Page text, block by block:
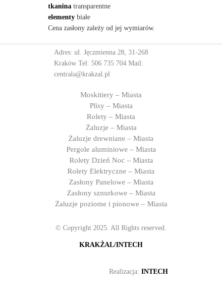
tkaninatransparentne
elementybiałe
Cena zasłony zależy od jej wymiarów.
Adres: ul. Jęczmienna 28, 31-268
Kraków Tel: 506 735 704 Mail:
centrala@krakzal.pl
Moskitiery – Miasta
Plisy – Miasta
Rolety – Miasta
Żaluzje – Miasta
Żaluzje drewniane – Miasta
Pergole aluminiowe – Miasta
Rolety Dzień Noc – Miasta
Rolety Elektryczne – Miasta
Zasłony Panelowe – Miasta
Zasłony sznurkowe – Miasta
Żaluzje poziome i pionowe – Miasta
© Copyright 2025. All Rights reserved.
KRAKŻAL/INTECH
Realizacja: INTECH